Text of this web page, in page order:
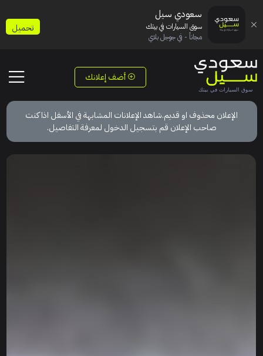
أضف إعلانك
الإعلان محذوف او قديم.شاهد الإعلانات المشابهة في الأسفل اذا كنت
صاحب الإعلان قم بتسجيل الدخول لمعرفة التفاصيل.
سعودي سيل
سوق السيارات في بيتك
مجاناً - في جوجل بلاي
تحميل